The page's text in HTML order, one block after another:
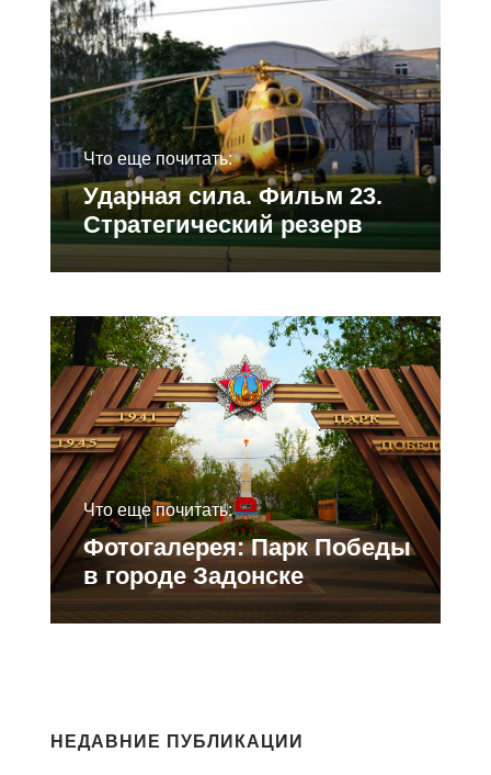
Что еще почитать:
Ударная сила. Фильм 23.
Стратегический резерв
Что еще почитать:
Фотогалерея: Парк Победы
в городе Задонске
НЕДАВНИЕ ПУБЛИКАЦИИ